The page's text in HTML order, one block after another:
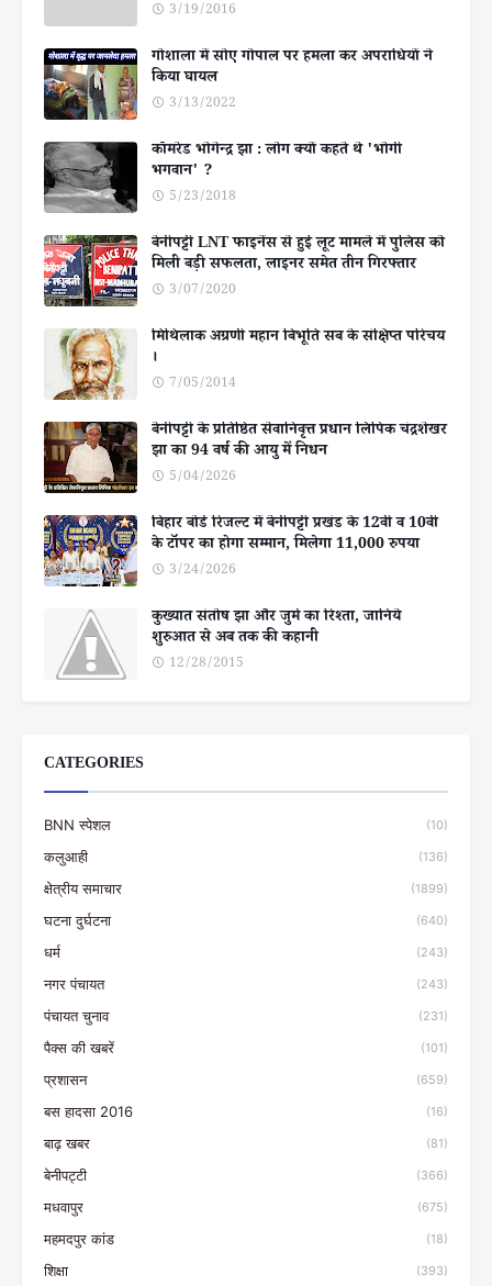
3/19/2016
गोशाला में सोए गोपाल पर हमला कर अपराधियों ने
किया घायल
3/13/2022
कॉमरेड भोगेन्द्र झा : लोग क्यों कहते थे 'भोगी
भगवान' ?
5/23/2018
बेनीपट्टी LNT फाइनेंस से हुई लूट मामले में पुलिस को
मिली बड़ी सफलता, लाइनर समेत तीन गिरफ्तार
3/07/2020
मिथिलाक अग्रणी महान बिभूति सब के संक्षिप्त परिचय
।
7/05/2014
बेनीपट्टी के प्रतिष्ठित सेवानिवृत्त प्रधान लिपिक चंद्रशेखर
झा का 94 वर्ष की आयु में निधन
5/04/2026
बिहार बोर्ड रिजल्ट में बेनीपट्टी प्रखंड के 12वीं व 10वीं
के टॉपर का होगा सम्मान, मिलेगा 11,000 रुपया
3/24/2026
कुख्यात संतोष झा और जुर्म का रिश्ता, जानिये
शुरुआत से अब तक की कहानी
12/28/2015
CATEGORIES
BNN स्पेशल (10)
कलुआही (136)
क्षेत्रीय समाचार (1899)
घटना दुर्घटना (640)
धर्म (243)
नगर पंचायत (243)
पंचायत चुनाव (231)
पैक्स की खबरें (101)
प्रशासन (659)
बस हादसा 2016 (16)
बाढ़ खबर (81)
बेनीपट्टी (366)
मधवापुर (675)
महमदपुर कांड (18)
शिक्षा (393)